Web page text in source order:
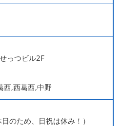
っつビル2F
西,西葛西,中野
のため、日祝は休み！）